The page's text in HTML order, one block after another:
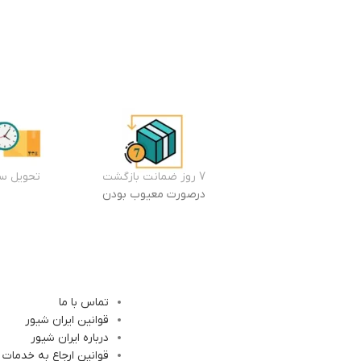
7 روز ضمانت بازگشت
درصورت معیوب بودن
تحویل
تماس با ما
قوانین ایران شیور
درباره ایران شیور
قوانین ارجاع به